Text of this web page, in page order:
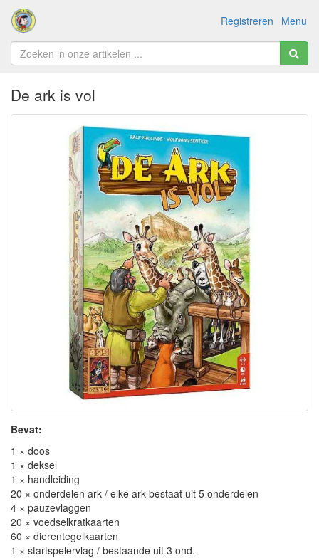
Menu
Registreren
De ark is vol
Bevat:
1 × doos
1 × deksel
1 × handleiding
20 × onderdelen ark / elke ark bestaat uit 5 onderdelen
4 × pauzevlaggen
20 × voedselkratkaarten
60 × dierentegelkaarten
1 × startspelervlag / bestaande uit 3 ond.